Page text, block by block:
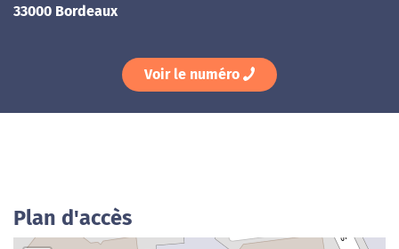
33000 Bordeaux
Voir le numéro
Plan d'accès